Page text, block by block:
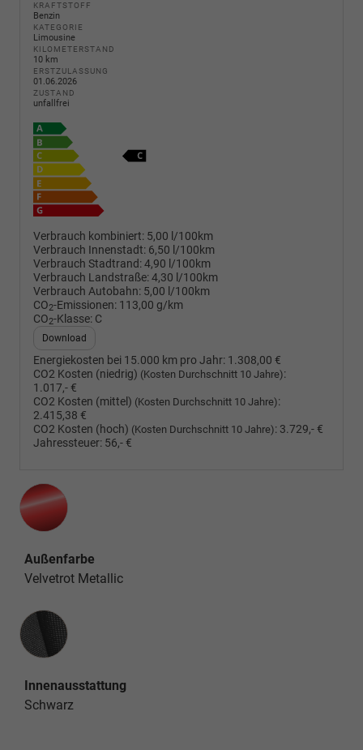
KRAFTSTOFF
Benzin
KATEGORIE
Limousine
KILOMETERSTAND
10 km
ERSTZULASSUNG
01.06.2026
ZUSTAND
unfallfrei
Verbrauch kombiniert: 5,00 l/100km
Verbrauch Innenstadt: 6,50 l/100km
Verbrauch Stadtrand:4,90 l/100km
Verbrauch Landstraße:4,30 l/100km
Verbrauch Autobahn: 5,00 l/100km
CO2-Emissionen: 113,00 g/km
CO2-Klasse: C
Download
Energiekosten bei 15.000 km pro Jahr: 1.308,00 €
CO2 Kosten (niedrig) (Kosten Durchschnitt 10 Jahre):
1.017,- €
CO2 Kosten (mittel) (Kosten Durchschnitt 10 Jahre):
2.415,38 €
CO2 Kosten (hoch) (Kosten Durchschnitt 10 Jahre): 3.729,- €
Jahressteuer: 56,- €
Außenfarbe
Velvetrot Metallic
Innenausstattung
Innenausstattung
Schwarz